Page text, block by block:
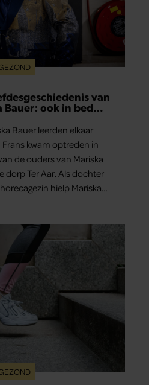
van
Bauer: ook in bed
Bauer leerden elkaar
kwam optreden in
de ouders van Mariska
dorp Ter Aar. Als dochter
hielp Mariska